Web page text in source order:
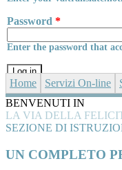
Password *
Enter the password that
Home Servizi On-line
BENVENUTI IN
LA VIA DELLA
SEZIONE DI
UN COMPLETO